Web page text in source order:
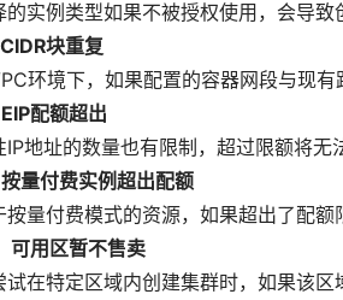
的实例类型如果不被授权使用，会导致
块重复
环境下，如果配置的容器网段与现有
配额超出
IP地址的数量也有限制，超过限额将无
量付费实例超出配额
按量付费模式的资源，如果超出了配额
可用区暂不售卖
试在特定区域内创建集群时，如果该